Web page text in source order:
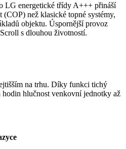
LG energetické třídy A+++ přináší
než klasické topné systémy,
objektu. Úspornější provoz
s dlouhou životností.
na trhu. Díky funkci tichý
hlučnost venkovní jednotky až